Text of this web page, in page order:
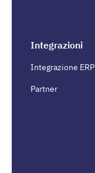
Integrazioni
Integrazione ERP
Partner